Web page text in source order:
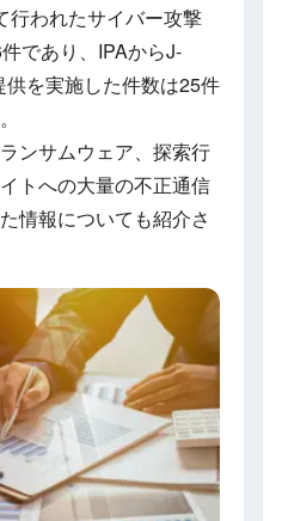
行われたサイバー攻撃
であり、IPAからJ-
を実施した件数は25件
ンサムウェア、探索行
トへの大量の不正通信
情報についても紹介さ